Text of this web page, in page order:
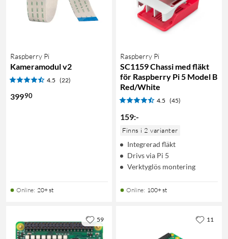
Raspberry Pi
Kameramodul v2
4.5 (22)
39990
Online: 20+ st
Raspberry Pi
SC1159 Chassi med fläkt
för Raspberry Pi 5 Model B
Red/White
4.5 (45)
159:-
Finns i 2 varianter
Integrerad fläkt
Drivs via Pi 5
Verktyglös montering
Online: 100+ st
59 11